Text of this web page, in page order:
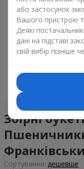
Букет "Tarnis"
Збірні
Сортування: дешевше
або застосунок
Вашого пристрою
Деякі
дані на підставі
свій вибір пізніше